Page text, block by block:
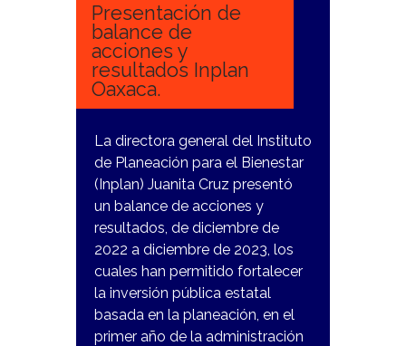
Presentación de
balance de
acciones y
resultados Inplan
Oaxaca.
La directora general del Instituto
de Planeación para el Bienestar
(Inplan) Juanita Cruz presentó
un balance de acciones y
resultados, de diciembre de
2022 a diciembre de 2023, los
cuales han permitido fortalecer
la inversión pública estatal
basada en la planeación, en el
primer año de la administración